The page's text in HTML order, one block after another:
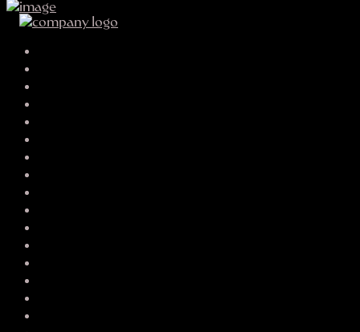
Your search results
genesismoffatt
oxi.m.u.s.7774yd.r.fi.db.r3@gmail.com